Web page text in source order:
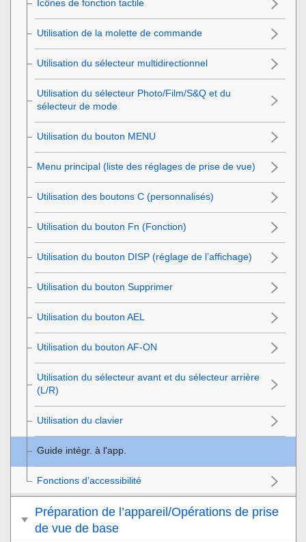
Icônes de fonction tactile
Utilisation de la molette de commande
Utilisation du sélecteur multidirectionnel
Utilisation du sélecteur Photo/Film/S&Q et du
sélecteur de mode
Utilisation du bouton MENU
Menu principal (liste des réglages de prise de vue)
Utilisation des boutons C (personnalisés)
Utilisation du bouton Fn (Fonction)
Utilisation du bouton DISP (réglage de l’affichage)
Utilisation du bouton Supprimer
Utilisation du bouton AEL
Utilisation du bouton AF-ON
Utilisation du sélecteur avant et du sélecteur arrière
(L/R)
Utilisation du clavier
Guide intégr. à l'app.
Fonctions d’accessibilité
Préparation de l’appareil/Opérations de prise
de vue de base